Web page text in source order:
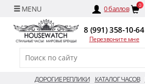
0баллов 0
8 (991) 358-10-64
Перезвоните мне
ДОРОГИЕ РЕПЛИКИ КАТАЛОГ ЧАСОВ